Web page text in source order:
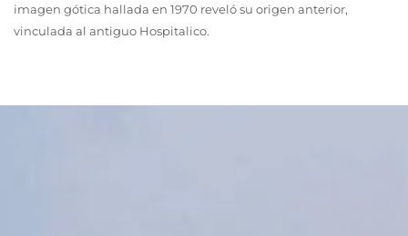
imagen gótica hallada en 1970 reveló su origen anterior,
vinculada al antiguo Hospitalico.